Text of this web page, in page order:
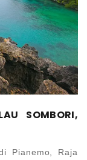
SOMBORI,
Pianemo, Raja